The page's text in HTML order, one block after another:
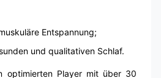
Entspannung;
und qualitativen Schlaf.
optimierten Player mit über 30